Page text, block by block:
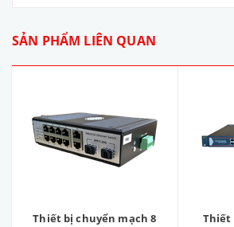
SẢN PHẨM LIÊN QUAN
Thiết bị chuyển mạch 8
Thiết